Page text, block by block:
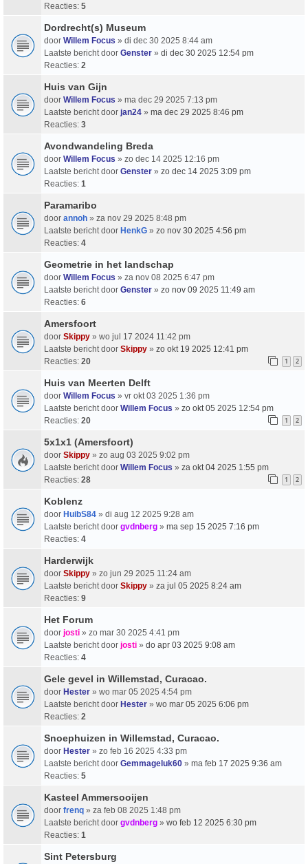
Reacties: 5
Dordrecht(s) Museum
door Willem Focus » di dec 30 2025 8:44 am
Laatste bericht door Genster » di dec 30 2025 12:54 pm
Reacties: 2
Huis van Gijn
door Willem Focus » ma dec 29 2025 7:13 pm
Laatste bericht door jan24 » ma dec 29 2025 8:46 pm
Reacties: 3
Avondwandeling Breda
door Willem Focus » zo dec 14 2025 12:16 pm
Laatste bericht door Genster » zo dec 14 2025 3:09 pm
Reacties: 1
Paramaribo
door annoh » za nov 29 2025 8:48 pm
Laatste bericht door HenkG » zo nov 30 2025 4:56 pm
Reacties: 4
Geometrie in het landschap
door Willem Focus » za nov 08 2025 6:47 pm
Laatste bericht door Genster » zo nov 09 2025 11:49 am
Reacties: 6
Amersfoort
door Skippy » wo jul 17 2024 11:42 pm
Laatste bericht door Skippy » zo okt 19 2025 12:41 pm
Reacties: 20 1 2
Huis van Meerten Delft
door Willem Focus » vr okt 03 2025 1:36 pm
Laatste bericht door Willem Focus » zo okt 05 2025 12:54 pm
Reacties: 20 1 2
5x1x1 (Amersfoort)
door Skippy » zo aug 03 2025 9:02 pm
Laatste bericht door Willem Focus » za okt 04 2025 1:55 pm
Reacties: 28 1 2
Koblenz
door HuibS84 » di aug 12 2025 9:28 am
Laatste bericht door gvdnberg » ma sep 15 2025 7:16 pm
Reacties: 4
Harderwijk
door Skippy » zo jun 29 2025 11:24 am
Laatste bericht door Skippy » za jul 05 2025 8:24 am
Reacties: 9
Het Forum
door josti » zo mar 30 2025 4:41 pm
Laatste bericht door josti » do apr 03 2025 9:08 am
Reacties: 4
Gele gevel in Willemstad, Curacao.
door Hester » wo mar 05 2025 4:54 pm
Laatste bericht door Hester » wo mar 05 2025 6:06 pm
Reacties: 2
Snoephuizen in Willemstad, Curacao.
door Hester » zo feb 16 2025 4:33 pm
Laatste bericht door Gemmageluk60 » ma feb 17 2025 9:36 am
Reacties: 5
Kasteel Ammersooijen
door frenq » za feb 08 2025 1:48 pm
Laatste bericht door gvdnberg » wo feb 12 2025 6:30 pm
Reacties: 1
Sint Petersburg